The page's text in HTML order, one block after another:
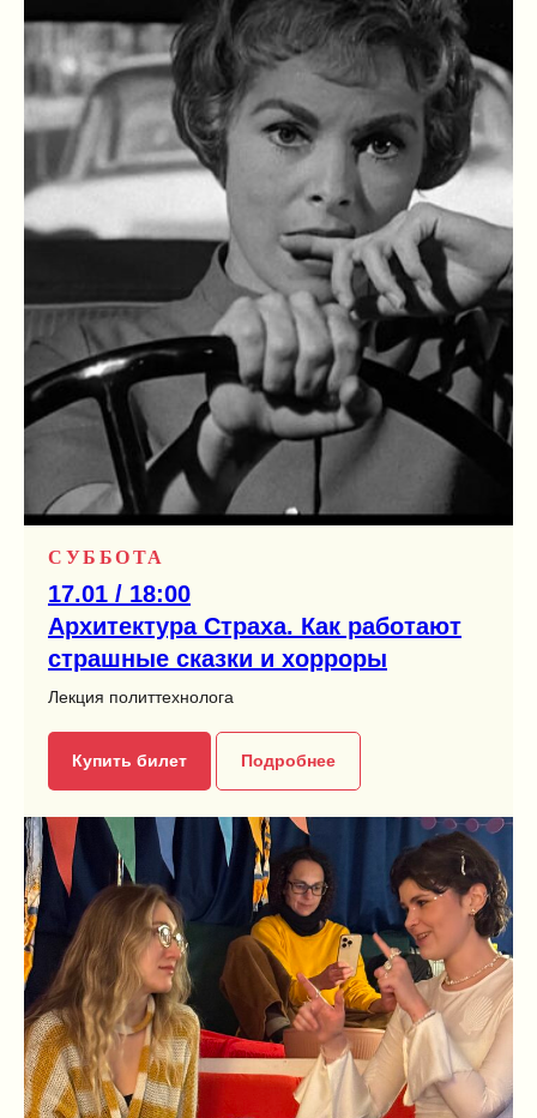
СУББОТА
17.01 / 18:00
Архитектура Страха. Как работают
страшные сказки и хорроры
Лекция политтехнолога
Купить билет Подробнее